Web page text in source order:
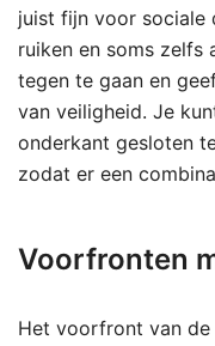
juist fijn voor sociale
ruiken en soms zelfs
tegen te gaan en
van veiligheid. Je
onderkant gesloten
zodat er een
Voorfronten
Het voorfront van de